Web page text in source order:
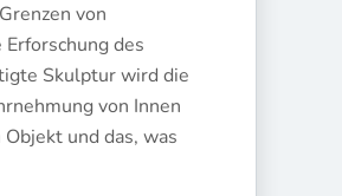
von
des
Skulptur wird die
von Innen
und das, was